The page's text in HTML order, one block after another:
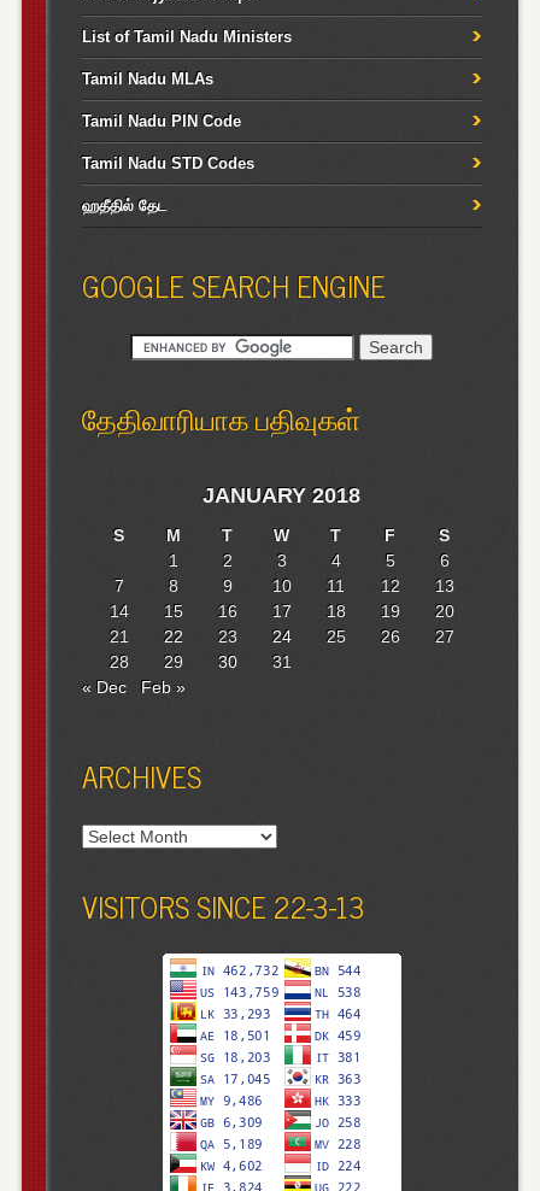
List of Tamil Nadu Ministers
Tamil Nadu MLAs
Tamil Nadu PIN Code
Tamil Nadu STD Codes
ஹதீதில் தேட
GOOGLE SEARCH ENGINE
தேதிவாரியாக பதிவுகள்
JANUARY 2018
S M T W T F
S
1
2 3 4 5
6
7
8 9 10 11 12
13
14
15 16 17 18 19
20
21
22 23 24 25 26
27
28
29 30
31
« Dec
Feb »
ARCHIVES
Archives
VISITORS SINCE 22-3-13